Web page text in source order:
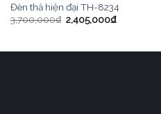
Đèn thả hiện đại TH-8234
3,700,000₫ 2,405,000₫